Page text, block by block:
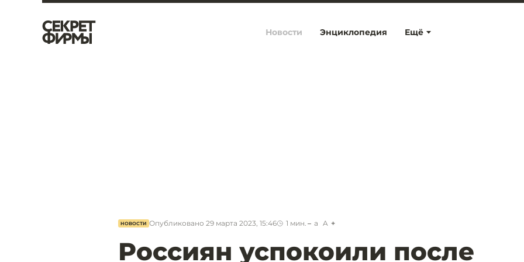
Ещё
Новости Энциклопедия
НОВОСТИ Опубликовано 29 марта 2023, 15:46 1 мин. a A
Россиян успокоили после